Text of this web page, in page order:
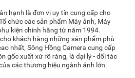
hạnh là đơn vị uy tín cung cấp cho
chức các sản phẩm Máy ảnh, Máy
kiện chính hãng từ năm 1994.
khách hàng những sản phẩm phù
nhất, Sông Hồng Camera cung cấp
gốc xuất xứ rõ ràng, là đại lý - đối tác
các thương hiệu ngành ảnh lớn.